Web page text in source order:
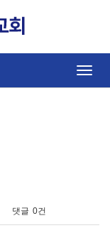
Toggle
댓글 0건